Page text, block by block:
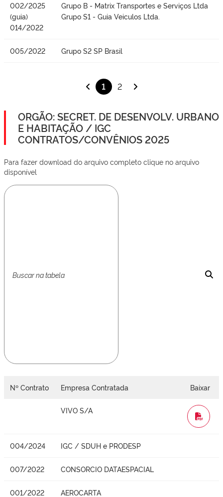
002/2025
(guia)
014/2022
Grupo B - Matrix Transportes e Serviços Ltda
Grupo S1 - Guia Veiculos Ltda.
005/2022 Grupo S2 SP Brasil
1 2
ORGÃO: SECRET. DE DESENVOLV. URBANO
E HABITAÇÃO / IGC
CONTRATOS/CONVÊNIOS 2025
Para fazer download do arquivo completo clique no arquivo
disponível
Nº Contrato Empresa Contratada Baixar
VIVO S/A
WORD
004/2024 IGC / SDUH e PRODESP
007/2022 CONSORCIO DATAESPACIAL
001/2022 AEROCARTA